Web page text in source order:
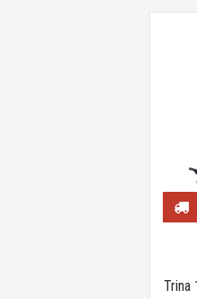
Trina